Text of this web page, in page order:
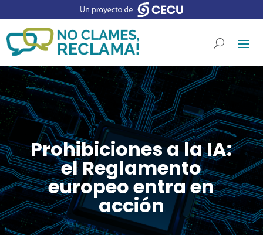
Prohibiciones a la IA:
el Reglamento
europeo entra en
acción